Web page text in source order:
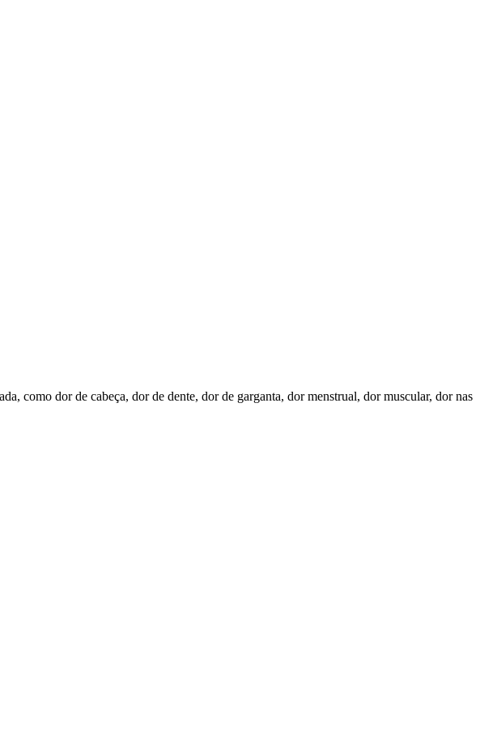
como dor de cabeça, dor de dente, dor de garganta, dor menstrual, dor muscular, dor nas